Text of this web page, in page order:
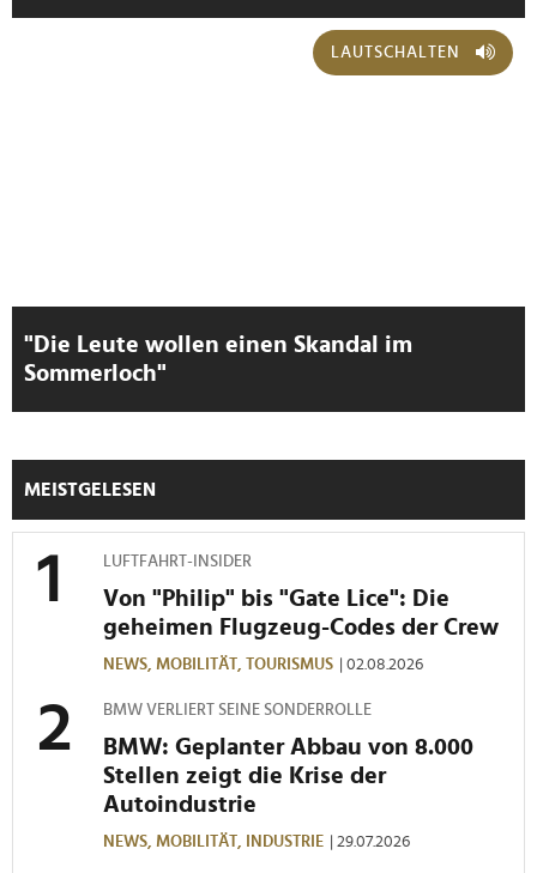
LAUTSCHALTEN
"Die Leute wollen einen Skandal im
Sommerloch"
MEISTGELESEN
LUFTFAHRT-INSIDER
Von "Philip" bis "Gate Lice": Die
geheimen Flugzeug-Codes der Crew
NEWS, MOBILITÄT, TOURISMUS | 02.08.2026
BMW VERLIERT SEINE SONDERROLLE
BMW: Geplanter Abbau von 8.000
Stellen zeigt die Krise der
Autoindustrie
NEWS, MOBILITÄT, INDUSTRIE | 29.07.2026